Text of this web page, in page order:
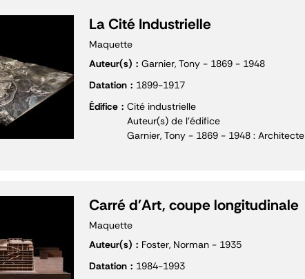
La Cité Industrielle
Maquette
Auteur(s)
Garnier, Tony - 1869 - 1948
Datation
1899-1917
Édifice
Cité industrielle
Auteur(s) de l'édifice
Garnier, Tony - 1869 - 1948 : Architecte
Carré d'Art, coupe longitudinale
Maquette
Auteur(s)
Foster, Norman - 1935
Datation
1984-1993